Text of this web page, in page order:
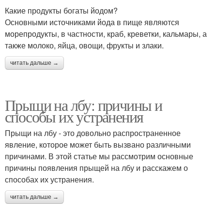
Какие продукты богаты йодом?
Основными источниками йода в пище являются
морепродукты, в частности, краб, креветки, кальмары, а
также молоко, яйца, овощи, фрукты и злаки.
читать дальше →
Прыщи на лбу: причины и
способы их устранения
Прыщи на лбу - это довольно распространенное
явление, которое может быть вызвано различными
причинами. В этой статье мы рассмотрим основные
причины появления прыщей на лбу и расскажем о
способах их устранения.
читать дальше →